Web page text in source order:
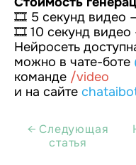
🎞️ 5 секунд видео
🎞️ 10 секунд
Нейросеть
можно в чате-боте
команде /video
и на сайте
← Cледующая
статья